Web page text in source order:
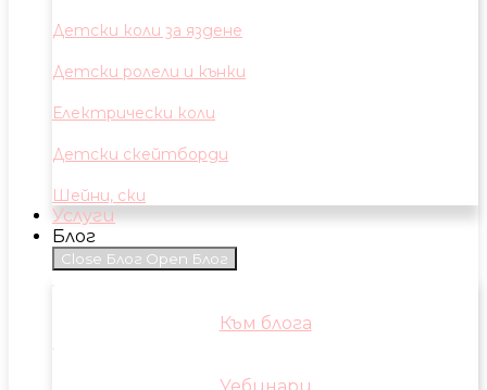
Детски коли за яздене
Детски ролели и кънки
Електрически коли
Детски скейтборди
Шейни, ски
Услуги
Блог
Close Блог Open Блог
Към блога